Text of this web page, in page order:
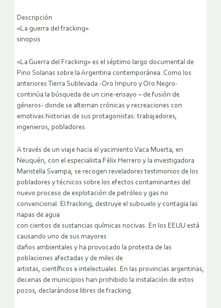
Descripción
«La guerra del fracking»
sinopsis
«La Guerra del Fracking» es el séptimo largo documental de
Pino Solanas sobre la Argentina contemporánea. Como los
anteriores Tierra Sublevada -Oro Impuro y Oro Negro-
continúa la búsqueda de un cine-ensayo – de fusión de
géneros- donde se alternan crónicas y recreaciones con
emotivas historias de sus protagonistas: trabajadores,
ingenieros, pobladores.
A través de un viaje hacia el yacimiento Vaca Muerta, en
Neuquén, con el especialista Félix Herrero y la investigadora
Maristella Svampa, se recogen reveladores testimonios de los
pobladores y técnicos sobre los efectos contaminantes del
nuevo proceso de explotación de petróleo y gas no
convencional. El fracking, destruye el subsuelo y contagia las
napas de agua
con cientos de sustancias químicas nocivas. En los EEUU está
causando uno de sus mayores
daños ambientales y ha provocado la protesta de las
poblaciones afectadas y de miles de
artistas, científicos e intelectuales. En las provincias argentinas,
decenas de municipios han prohibido la instalación de estos
pozos, declarándose libres de fracking.